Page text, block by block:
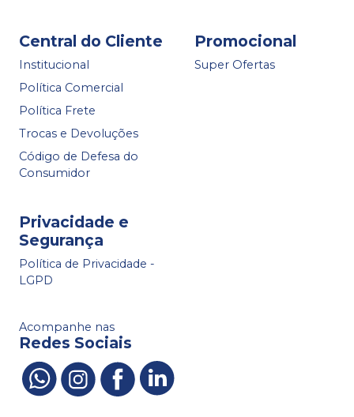
Central do Cliente
Institucional
Política Comercial
Política Frete
Trocas e Devoluções
Código de Defesa do
Consumidor
Promocional
Super Ofertas
Privacidade e
Segurança
Política de Privacidade -
LGPD
Acompanhe nas
Redes Sociais